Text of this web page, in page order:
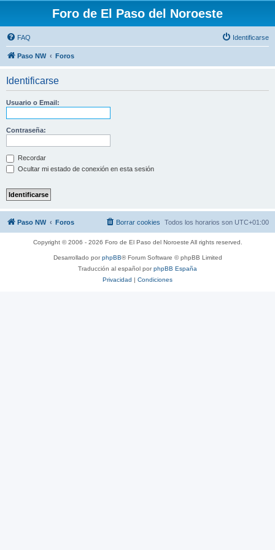
Foro de El Paso del Noroeste
FAQ Identificarse
Paso NW Foros
Identificarse
Usuario o Email:
Contraseña:
Recordar
Ocultar mi estado de conexión en esta sesión
Paso NW Foros Todos los horarios son UTC+01:00
Borrar cookies
Copyright © 2006 - 2026 Foro de El Paso del Noroeste All rights reserved.
Desarrollado porphpBB® Forum Software © phpBB Limited
Traducción al español porphpBB España
Privacidad | Condiciones